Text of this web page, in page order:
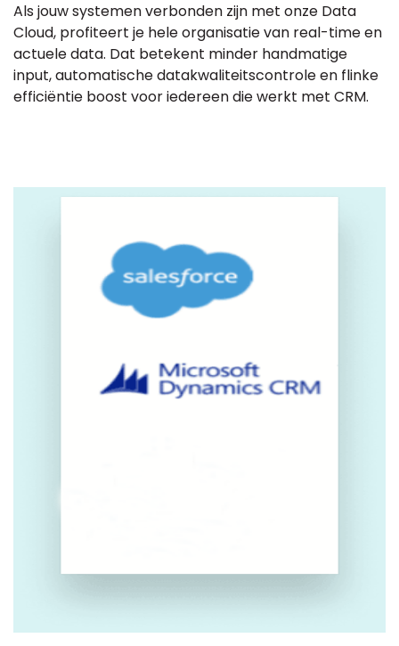
Als jouw systemen verbonden zijn met onze Data
Cloud, profiteert je hele organisatie van real-time en
actuele data. Dat betekent minder handmatige
input, automatische datakwaliteitscontrole en flinke
efficiëntie boost voor iedereen die werkt met CRM.